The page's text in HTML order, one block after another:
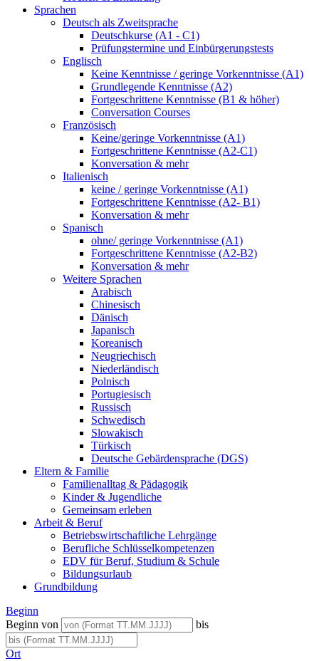
Sprachen
Deutsch als Zweitsprache
Deutschkurse (A1 - C1)
Prüfungstermine und Einbürgerungstests
Englisch
Keine Kenntnisse / geringe Vorkenntnisse (A1)
Grundlegende Kenntnisse (A2)
Fortgeschrittene Kenntnisse (B1 & höher)
Conversation Courses
Französisch
Keine/geringe Vorkenntnisse (A1)
Fortgeschrittene Kenntnisse (A2-C1)
Konversation & mehr
Italienisch
keine / geringe Vorkenntnisse (A1)
Fortgeschrittene Kenntnisse (A2- B1)
Konversation & mehr
Spanisch
ohne/ geringe Vorkenntnisse (A1)
Fortgeschrittene Kenntnisse (A2-B2)
Konversation & mehr
Weitere Sprachen
Arabisch
Chinesisch
Dänisch
Japanisch
Koreanisch
Neugriechisch
Niederländisch
Polnisch
Portugiesisch
Russisch
Schwedisch
Slowakisch
Türkisch
Deutsche Gebärdensprache (DGS)
Eltern & Familie
Familienalltag & Pädagogik
Kinder & Jugendliche
Gemeinsam erleben
Arbeit & Beruf
Betriebswirtschaftliche Lehrgänge
Berufliche Schlüsselkompetenzen
EDV für Beruf, Studium & Schule
Bildungsurlaub
Grundbildung
Beginn
Beginn von
bis
Ort